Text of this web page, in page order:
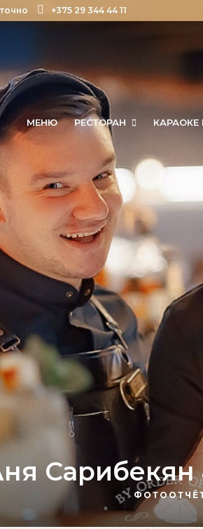
+375 29 344 44 11
МЕНЮ РЕСТОРАН КАРАОКЕ